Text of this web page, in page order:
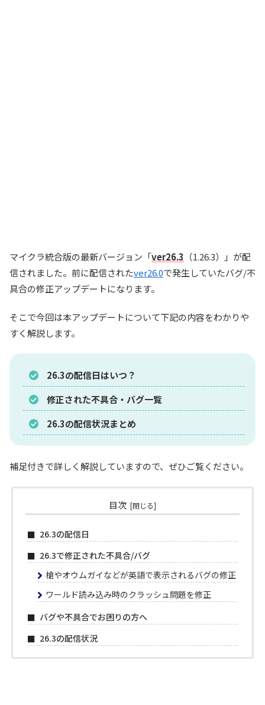
マイクラ統合版の最新バージョン「ver26.3 （1.26.3）」が配
信されました。前に配信されたver26.0で発生していたバグ/不
具合の修正アップデートになります。
そこで今回は本アップデートについて下記の内容をわかりや
すく解説します。
26.3の配信日はいつ？
修正された不具合・バグ一覧
26.3の配信状況まとめ
補足付きで詳しく解説していますので、ぜひご覧ください。
目次
26.3の配信日
26.3で修正された不具合/バグ
槍やオウムガイなどが英語で表示されるバグの修正
ワールド読み込み時のクラッシュ問題を修正
バグや不具合でお困りの方へ
26.3の配信状況